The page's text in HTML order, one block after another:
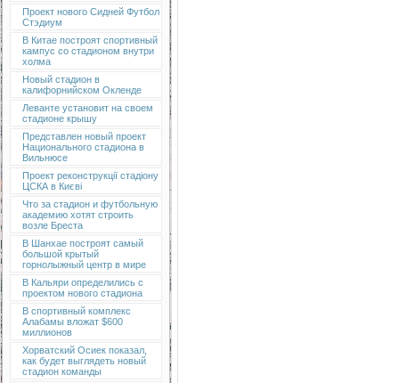
Проект нового Сидней Футбол
Стэдиум
В Китае построят спортивный
кампус со стадионом внутри
холма
Новый стадион в
калифорнийском Окленде
Леванте установит на своем
стадионе крышу
Представлен новый проект
Национального стадиона в
Вильнюсе
Проект реконструкції стадіону
ЦСКА в Києві
Что за стадион и футбольную
академию хотят строить
возле Бреста
В Шанхае построят самый
большой крытый
горнолыжный центр в мире
В Кальяри определились с
проектом нового стадиона
В спортивный комплекс
Алабамы вложат $600
миллионов
Хорватский Осиек показал,
как будет выглядеть новый
стадион команды